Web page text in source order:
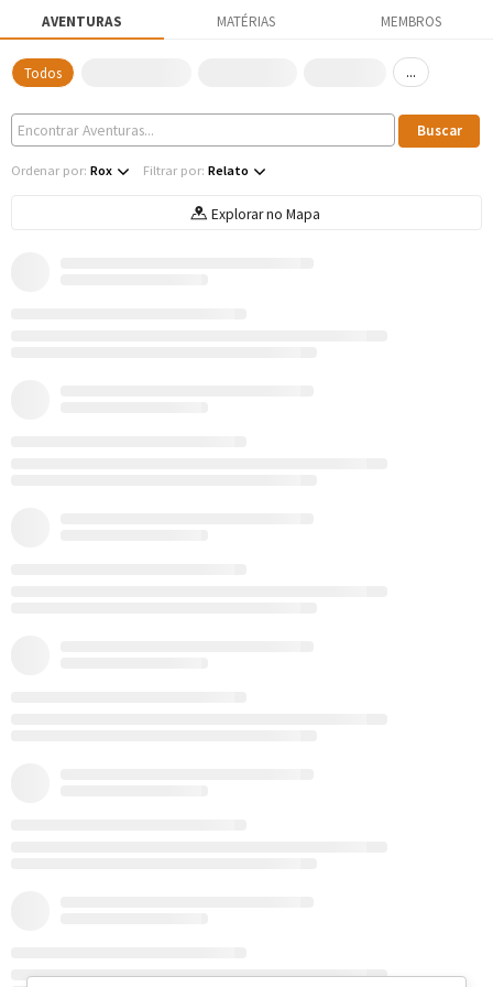
AVENTURAS MATÉRIAS MEMBROS
Todos ...
Ordenar por: Rox Filtrar por: Relato
Explorar no Mapa